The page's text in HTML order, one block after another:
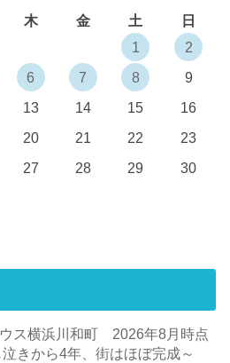
木 金 土
日
1
2
6 7 8
9
13 14 15
16
20 21 22
23
27 28 29
30
ス横浜川和町 2026年8月時点
きから4年、街はほぼ完成～